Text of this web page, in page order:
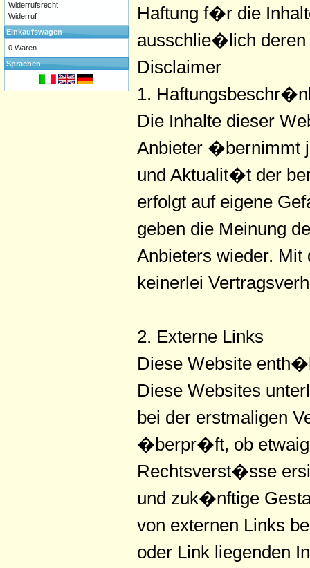
Haftung f�r die
ausschlie�lich deren
Disclaimer
1.
Die Inhalte dieser
Anbieter �bernimmt
und Aktualit�t der
erfolgt auf eigene
geben die Meinung
Anbieters wieder. Mit
keinerlei
2. Externe Links
Diese Website
Diese Websites
bei der erstmaligen
�berpr�ft, ob
Rechtsverst�sse
und zuk�nftige
von externen Links
oder Link liegenden
Widerrufsrecht
Widerruf
Einkaufswagen
0 Waren
Sprachen